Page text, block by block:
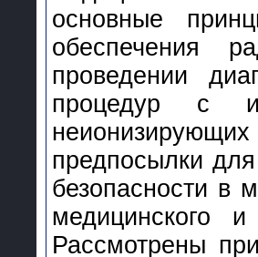
основные
обеспечения
проведении
процедур с
предпосылки
безопасности в
медицинского
Рассмотрены